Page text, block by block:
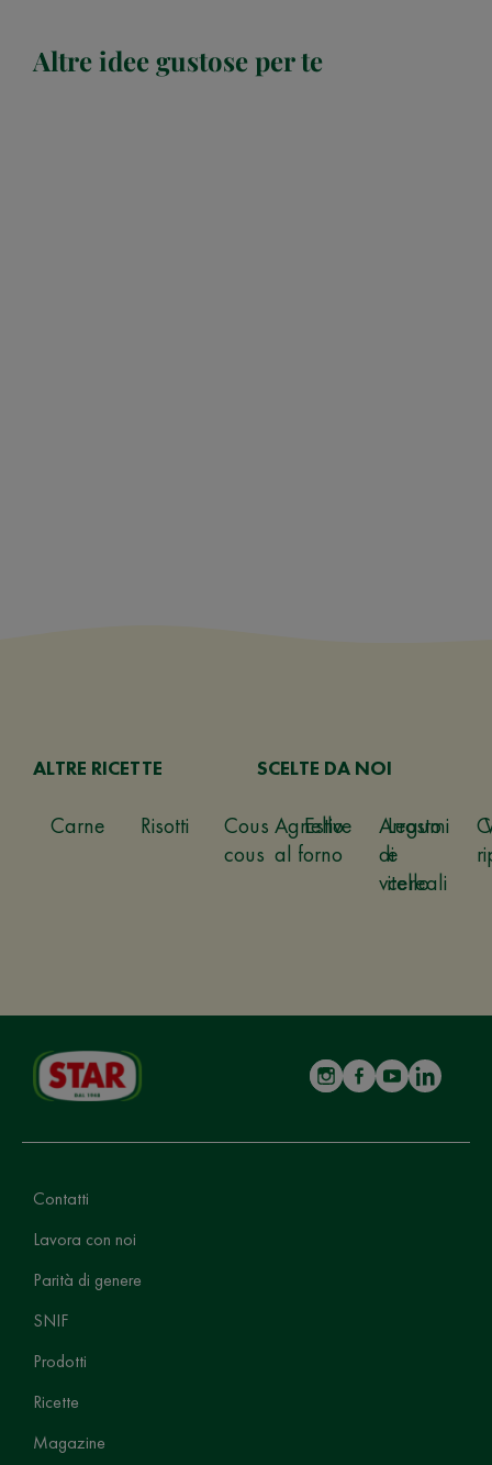
Altre idee gustose per te
ALTRE RICETTE
Carne Risotti
Cous
cous
Estive
Legumi
e
cereali
SCELTE DA NOI
Agnello
al forno
Arrosto
di
vitello
Contatti
Lavora con noi
Parità di genere
SNIF
Prodotti
Ricette
Magazine